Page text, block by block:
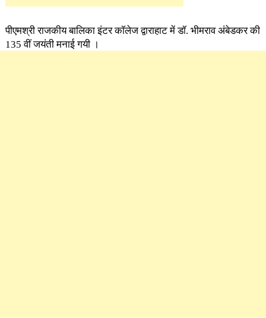
पीएमश्री राजकीय बालिका इंटर कॉलेज द्वाराहाट में डॉ. भीमराव अंबेडकर की
135 वीं जयंती मनाई गयी ।